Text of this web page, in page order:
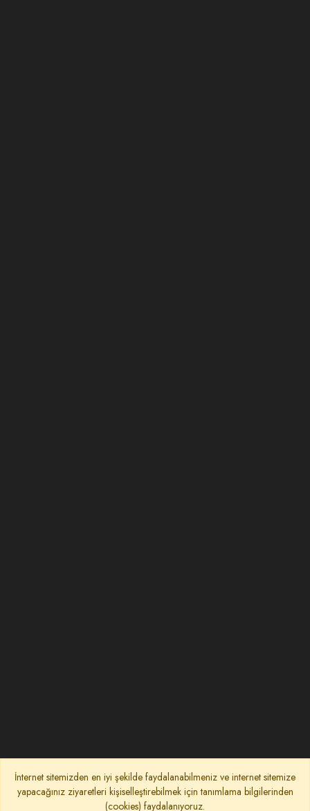
İnternet sitemizden en iyi şekilde faydalanabilmeniz ve internet sitemize
yapacağınız ziyaretleri kişiselleştirebilmek için tanımlama bilgilerinden
(cookies) faydalanıyoruz.